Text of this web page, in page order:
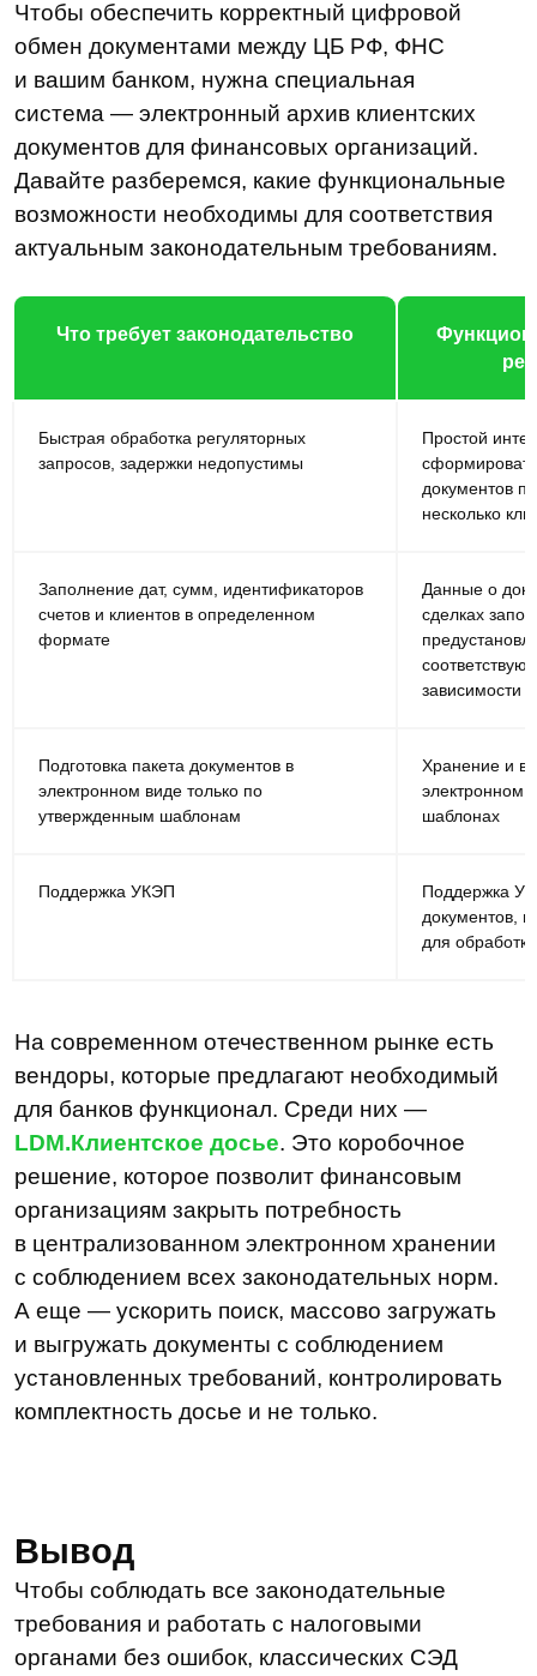
Что требует законодательство
Быстрая обработка регуляторных
запросов, задержки недопустимы
Простой
документов
несколько
Заполнение дат, сумм, идентификаторов
счетов и клиентов в определенном
формате
Данные о
сделках
зависимости
Подготовка пакета документов в
электронном виде только по
утвержденным шаблонам
Хранение и
электронном
шаблонах
Поддержка УКЭП
Поддержка
документов,
для
это вручную, что долго и не всегда безопасно.
А несоблюдение требований в формировании
ответов на запросы регуляторов, хранении
документов и всех необходимых вложений
к ним, отсутствие поддержки УКЭП,
пренебрежение защитой данных и вовсе
может привести банк к санкциям или
штрафам.
Поможем разобраться в требованиях
информации в наших
Платформа
О платформе
Компания
Курсы LDM Контакты